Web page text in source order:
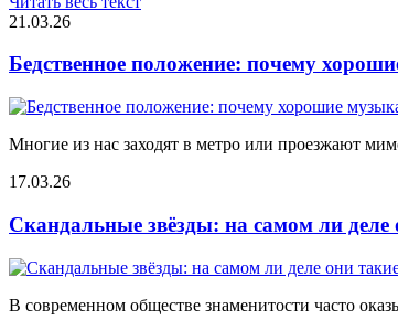
21.03.26
Бедственное положение: почему
Многие из нас заходят в метро или проезжают
17.03.26
Скандальные звёзды: на самом ли деле
В современном обществе знаменитости часто